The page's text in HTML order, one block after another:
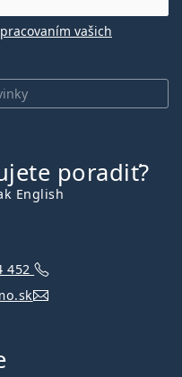
vašich
poradiť?
English
452